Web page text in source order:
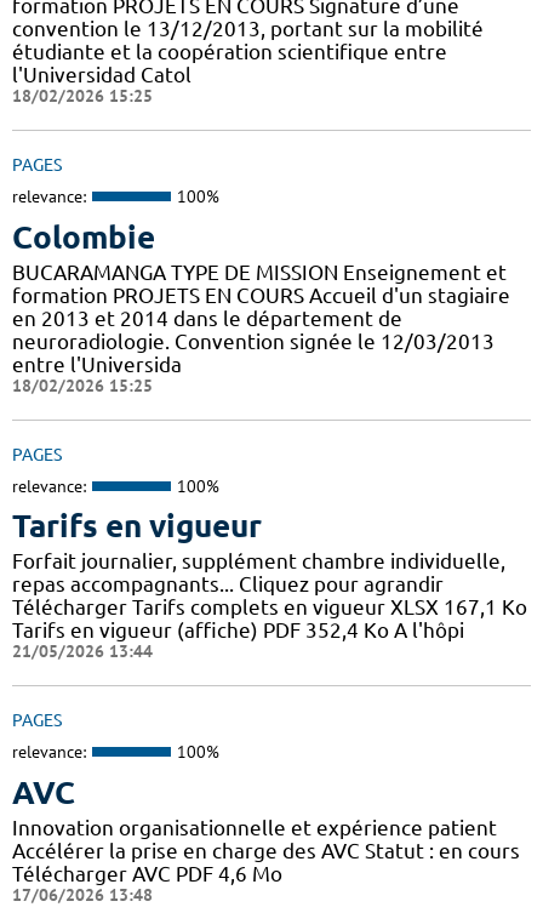
formation PROJETS EN COURS Signature d’une
convention le 13/12/2013, portant sur la mobilité
étudiante et la coopération scientifique entre
l'Universidad Catol
18/02/2026 15:25
PAGES
relevance: 100%
Colombie
BUCARAMANGA TYPE DE MISSION Enseignement et
formation PROJETS EN COURS Accueil d'un stagiaire
en 2013 et 2014 dans le département de
neuroradiologie. Convention signée le 12/03/2013
entre l'Universida
18/02/2026 15:25
PAGES
relevance: 100%
Tarifs en vigueur
Forfait journalier, supplément chambre individuelle,
repas accompagnants... Cliquez pour agrandir
Télécharger Tarifs complets en vigueur XLSX 167,1 Ko
Tarifs en vigueur (affiche) PDF 352,4 Ko A l'hôpi
21/05/2026 13:44
PAGES
relevance: 100%
AVC
Innovation organisationnelle et expérience patient
Accélérer la prise en charge des AVC Statut : en cours
Télécharger AVC PDF 4,6 Mo
17/06/2026 13:48